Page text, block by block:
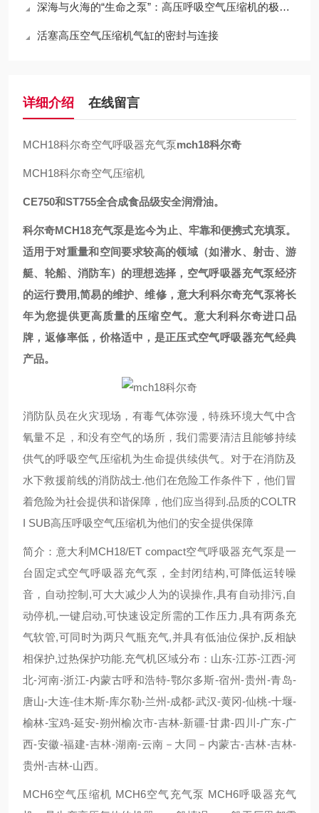
深海与火海的“生命之泵”：高压呼吸空气压缩机的极限压缩与净化哲学
活塞高压空气压缩机气缸的密封与连接
详细介绍 在线留言
MCH18科尔奇空气呼吸器充气泵mch18科尔奇
MCH18科尔奇空气压缩机
CE750和ST755全合成食品级安全润滑油。
科尔奇MCH18充气泵是迄今为止、牢靠和便携式充填泵。
适用于对重量和空间要求较高的领域（如潜水、射击、游
艇、轮船、消防车）的理想选择，空气呼吸器充气泵经济
的运行费用,简易的维护、维修，意大利科尔奇充气泵将长
年为您提供更高质量的压缩空气。意大利科尔奇进口品
牌，返修率低，价格适中，是正压式空气呼吸器充气经典
产品。
消防队员在火灾现场，有毒气体弥漫，特殊环境大气中含
氧量不足，和没有空气的场所，我们需要清洁且能够持续
供气的呼吸空气压缩机为生命提供续供气。对于在消防及
水下救援前线的消防战士.他们在危险工作条件下，他们冒
着危险为社会提供和谐保障，他们应当得到.品质的COLTR
I SUB高压呼吸空气压缩机为他们的安全提供保障
简介：意大利MCH18/ET compact空气呼吸器充气泵是一
台固定式空气呼吸器充气泵，全封闭结构,可降低运转噪
音，自动控制,可大大减少人为的误操作,具有自动排污,自
动停机,一键启动,可快速设定所需的工作压力,具有两条充
气软管,可同时为两只气瓶充气,并具有低油位保护,反相缺
相保护,过热保护功能.充气机区域分布：山东-江苏-江西-河
北-河南-浙江-内蒙古呼和浩特-鄂尔多斯-宿州-贵州-青岛-
唐山-大连-佳木斯-库尔勒-兰州-成都-武汉-黄冈-仙桃-十堰-
榆林-宝鸡-延安-朔州榆次市-吉林-新疆-甘肃-四川-广东-广
西-安徽-福建-吉林-湖南-云南－大同－内蒙古-吉林-吉林-
贵州-吉林-山西。
MCH6空气压缩机 MCH6空气充气泵 MCH6呼吸器充气